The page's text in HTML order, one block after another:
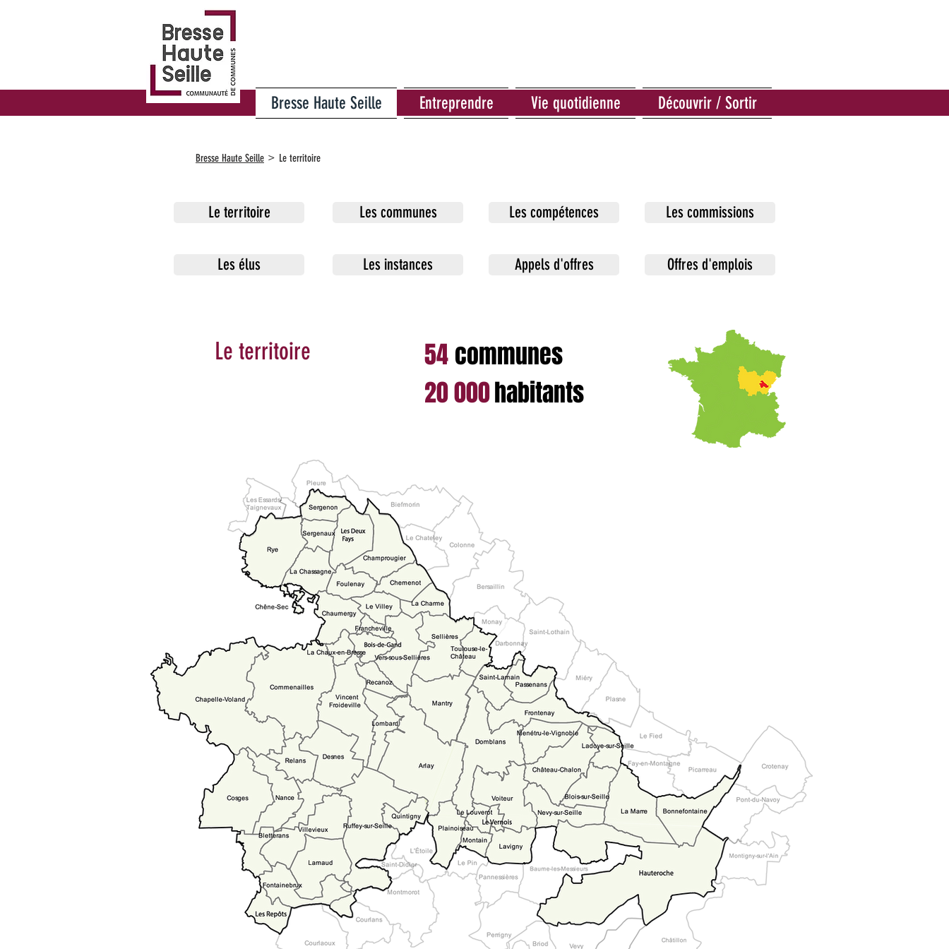
Bresse Haute Seille Entreprendre Vie quotidienne Découvrir / Sortir
Bresse Haute Seille > Le territoire
Le territoire
Les élus
Les communes
Les instances
Les compétences
Appels d'offres
Les commissions
Offres d'emplois
Le territoire communes
54
20 000habitants